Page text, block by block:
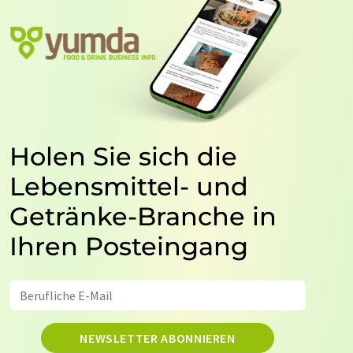
Holen Sie sich die
Lebensmittel- und
Getränke-Branche in
Ihren Posteingang
NEWSLETTER ABONNIEREN